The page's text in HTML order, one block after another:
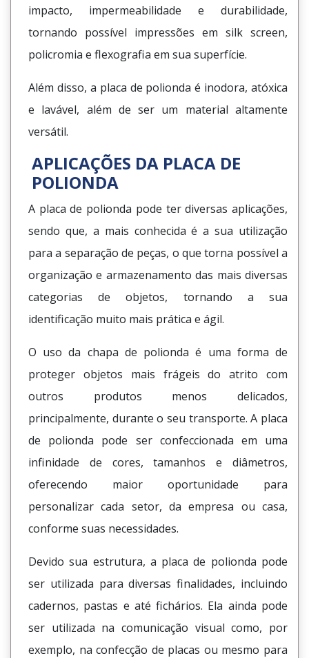
impacto, impermeabilidade e durabilidade,
tornando possível impressões em silk screen,
policromia e flexografia em sua superfície.
Além disso, a placa de polionda é inodora, atóxica
e lavável, além de ser um material altamente
versátil.
APLICAÇÕES DA PLACA DE
POLIONDA
A placa de polionda pode ter diversas aplicações,
sendo que, a mais conhecida é a sua utilização
para a separação de peças, o que torna possível a
organização e armazenamento das mais diversas
categorias de objetos, tornando a sua
identificação muito mais prática e ágil.
O uso da chapa de polionda é uma forma de
proteger objetos mais frágeis do atrito com
outros produtos menos delicados,
principalmente, durante o seu transporte. A placa
de polionda pode ser confeccionada em uma
infinidade de cores, tamanhos e diâmetros,
oferecendo maior oportunidade para
personalizar cada setor, da empresa ou casa,
conforme suas necessidades.
Devido sua estrutura, a placa de polionda pode
ser utilizada para diversas finalidades, incluindo
cadernos, pastas e até fichários. Ela ainda pode
ser utilizada na comunicação visual como, por
exemplo, na confecção de placas ou mesmo para